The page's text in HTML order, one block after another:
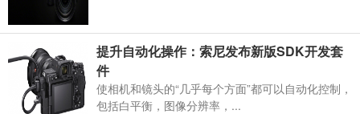
提升自动化操作：索尼发布新版SDK开发套
件
使相机和镜头的“几乎每个方面”都可以自动化控制，
包括白平衡，图像分辨率，...